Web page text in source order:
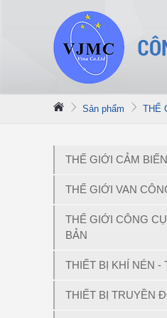
Sản phẩm THẾ
THẾ GIỚI CẢM
THẾ GIỚI VAN
THẾ GIỚI CÔNG
BẢN
THIẾT BỊ KHÍ NÉN -
THIẾT BỊ TRUYỀN